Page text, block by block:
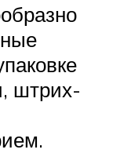
штрих-